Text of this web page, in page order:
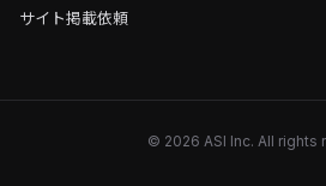
サイト掲載依頼
© 2026 ASI Inc. All rights